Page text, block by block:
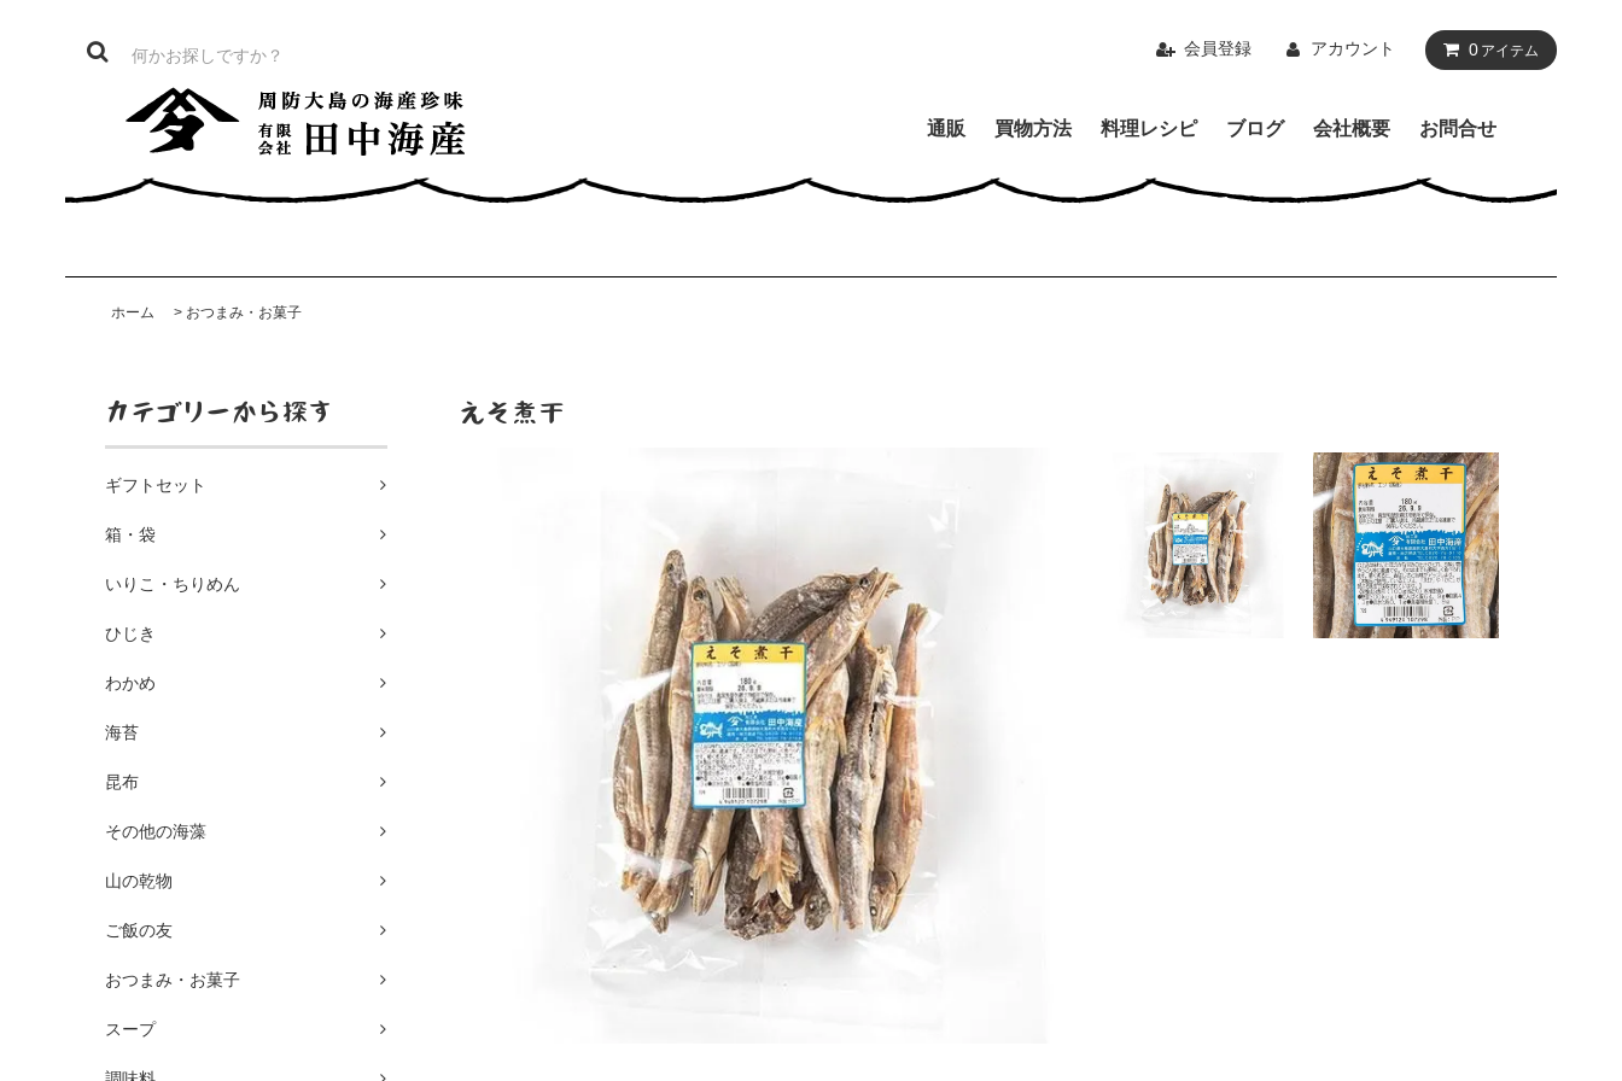
会員登録 アカウント 0 アイテム
通販 買物方法 料理レシピ ブログ 会社概要 お問合せ
ホーム > おつまみ・お菓子
カテゴリーから探す
ギフトセット
箱・袋
いりこ・ちりめん
ひじき
わかめ
海苔
昆布
その他の海藻
山の乾物
ご飯の友
おつまみ・お菓子
スープ
えそ煮干